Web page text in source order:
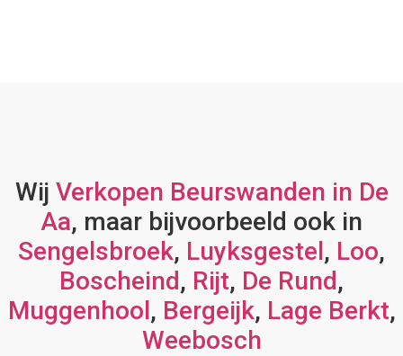
Wij Verkopen Beurswanden in De
Aa, maar bijvoorbeeld ook in
Sengelsbroek, Luyksgestel, Loo,
Boscheind, Rijt, De Rund,
Muggenhool, Bergeijk, Lage Berkt,
Weebosch